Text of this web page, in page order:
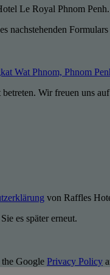
Le Royal Phnom Penh.
nachstehenden
Wat Phnom, Phnom
Wir freuen uns
von Raffles
es später erneut.
Google Privacy Policy